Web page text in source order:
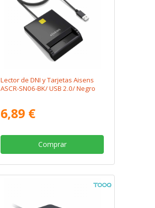
Lector de DNI y Tarjetas Aisens
ASCR-SN06-BK/ USB 2.0/ Negro
6,89 €
Comprar